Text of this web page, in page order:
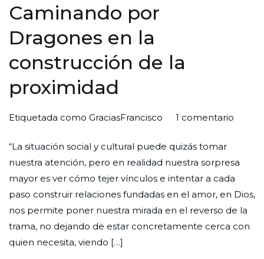
Caminando por
Dragones en la
construcción de la
proximidad
Por
Ciudad
Nueva
Publicada
1
de
julio
de
2025
Publicada
Experiencias ,
Movimiento
Etiquetada como GraciasFrancisco 1 comentarioen
en
la
de
“La situación social y cultural puede quizás tomar
nuestra atención, pero en realidad nuestra sorpresa
mayor es ver cómo tejer vínculos e intentar a cada
paso construir relaciones fundadas en el amor, en Dios,
nos permite poner nuestra mirada en el reverso de la
trama, no dejando de estar concretamente cerca con
quien necesita, viendo […]